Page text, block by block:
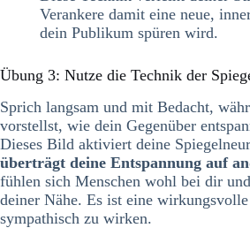
Verankere damit eine neue,
dein Publikum spüren wird.
Übung 3: Nutze die Technik der
Sprich langsam und mit Bedacht,
vorstellst, wie dein Gegenüber
Dieses Bild aktiviert deine
überträgt deine Entspannung auf
fühlen sich Menschen wohl bei dir
deiner Nähe. Es ist eine
sympathisch zu wirken.